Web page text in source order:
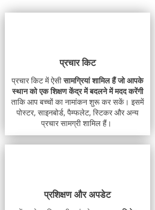
प्रचार किट
प्रचार किट में ऐसीसामग्रियां शामिल हैं जो आपके
स्थान को एक शिक्षण केंद्र में बदलने में मदद करेंगी
ताकि आप बच्चों का नामांकन शुरू कर सकें। इसमें
पोस्टर, साइनबोर्ड, पैम्फलेट, स्टिकर और अन्य
प्रचार सामग्री शामिल हैं।
प्रशिक्षण और अपडेट